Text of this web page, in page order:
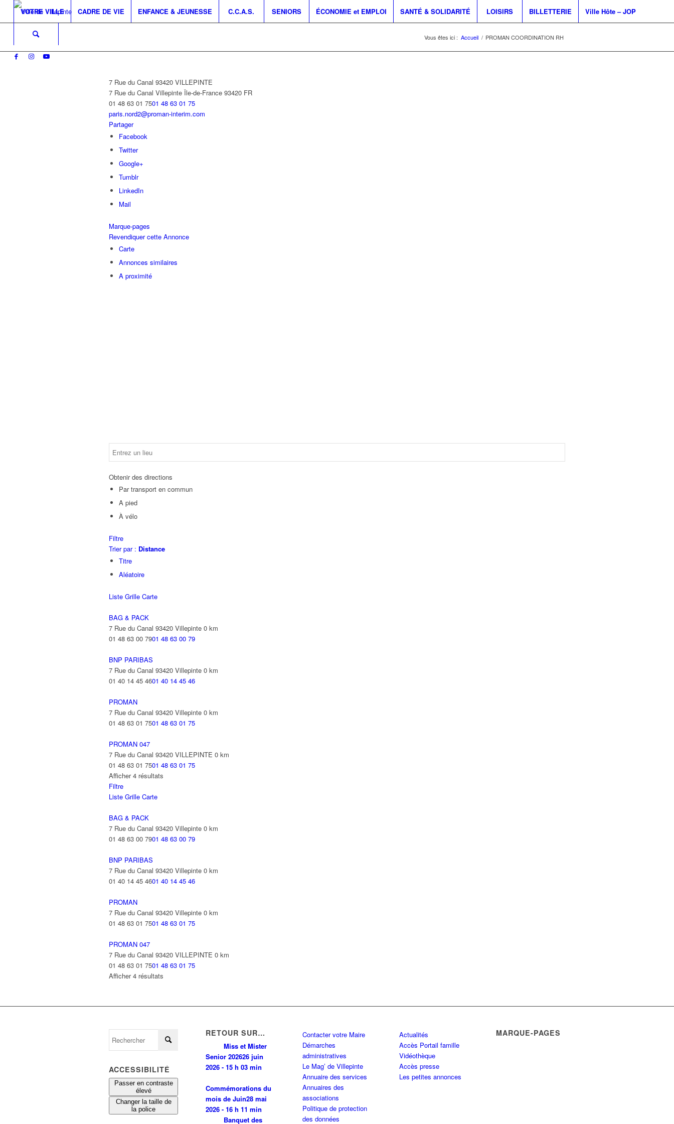
VOTRE VILLE CADRE DE VIE ENFANCE & JEUNESSE C.C.A.S. SENIORS ÉCONOMIE et EMPLOI SANTÉ & SOLIDARITÉ LOISIRS BILLETTERIE Ville Hôte – JOP
Vous êtes ici : Accueil / PROMAN COORDINATION RH
7 Rue du Canal 93420 VILLEPINTE
7 Rue du Canal Villepinte Île-de-France 93420 FR
01 48 63 01 7501 48 63 01 75
paris.nord2@proman-interim.com
Partager
Facebook
Twitter
Google+
Tumblr
LinkedIn
Mail
Marque-pages
Revendiquer cette Annonce
Carte
Annonces similaires
A proximité
Obtenir des directions
Par transport en commun
A pied
À vélo
Filtre
Trier par : Distance
Titre
Aléatoire
Liste Grille Carte
BAG & PACK
7 Rue du Canal 93420 Villepinte 0 km
01 48 63 00 7901 48 63 00 79
BNP PARIBAS
7 Rue du Canal 93420 Villepinte 0 km
01 40 14 45 4601 40 14 45 46
PROMAN
7 Rue du Canal 93420 Villepinte 0 km
01 48 63 01 7501 48 63 01 75
PROMAN 047
7 Rue du Canal 93420 VILLEPINTE 0 km
01 48 63 01 7501 48 63 01 75
Afficher 4 résultats
Filtre
Liste Grille Carte
BAG & PACK
7 Rue du Canal 93420 Villepinte 0 km
01 48 63 00 7901 48 63 00 79
BNP PARIBAS
7 Rue du Canal 93420 Villepinte 0 km
01 40 14 45 4601 40 14 45 46
PROMAN
7 Rue du Canal 93420 Villepinte 0 km
01 48 63 01 7501 48 63 01 75
PROMAN 047
7 Rue du Canal 93420 VILLEPINTE 0 km
01 48 63 01 7501 48 63 01 75
Afficher 4 résultats
ACCESSIBILITÉ
Passer en contraste
élevé
Changer la taille de
la police
RETOUR SUR…
Miss et Mister
Senior 202626 juin
2026 - 15 h 03 min
Commémorations du
mois de Juin28 mai
2026 - 16 h 11 min
Banquet des
Contacter votre Maire
Démarches
administratives
Le Mag’ de Villepinte
Annuaire des services
Annuaires des
associations
Politique de protection
des données
Actualités
Accès Portail famille
Vidéothèque
Accès presse
Les petites annonces
MARQUE-PAGES